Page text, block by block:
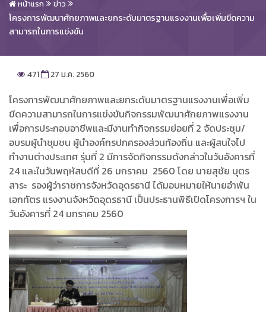
หน้าแรก ข่าว
โครงการพัฒนาศักยภาพและยกระดับมาตรฐานแรงงานเพื่อเพิ่มขีดความ
สามารถในการแข่งขัน
471 27 ม.ค. 2560
โครงการพัฒนาศักยภาพและยกระดับมาตรฐานแรงงานเพื่อเพิ่ม
ขีดความสามารถในการแข่งขันกิจกรรมพัฒนาศักยภาพแรงงาน
เพื่อการประกอบอาชีพและมีงานทำกิจกรรมย่อยที่ 2 จัดประชุม/
อบรมผู้นำชุมชน ผู้นำองค์กรปกครองส่วนท้องถิ่น และผู้สนใจไป
ทำงานต่างประเทศ รุ่นที่ 2 มีการจัดกิจกรรมดังกล่าวในวันอังคารที่
24 และในวันพฤหัสบดีที่ 26 มกราคม 2560 โดย นายสุชัย บุตร
สาระ รองผู้ว่าราชการจังหวัดอุดรธานี ได้มอบหมายให้นายอำพัน
เอกทัตร แรงงานจังหวัดอุดรธานี เป็นประธานพิธีเปิดโครงการฯ ใน
วันอังคารที่ 24 มกราคม 2560